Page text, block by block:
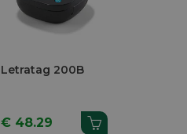
Letratag 200B
€ 48.29